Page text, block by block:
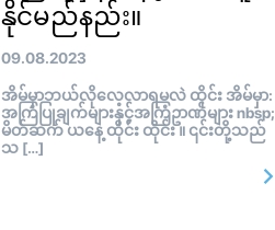
နိုင်မည်နည်း။
09.08.2023
အိမ်မှာဘယ်လိုလေ့လာရမလဲ ထိုင်း အိမ်မှာ:
အကြံပြုချက်များနှင့်အကြံဥာဏ်များ nbsp;
မိတ်ဆက် ယနေ့ ထိုင်း ထိုင်း ။ ၎င်းတို့သည်
သ […]